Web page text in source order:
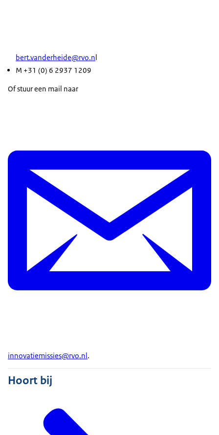
bert.vanderheide@rvo.n
M +31 (0) 6 2937 1209
Of stuur een mail naar
innovatiemissies@rvo.nl .
Hoort bij